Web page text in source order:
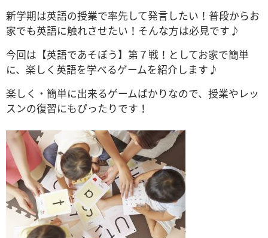
新学期は英語の授業で率先して発言したい！普段からお
家でも英語に触れさせたい！そんな方は必見です♪
今回は【英語であそぼう】第７戦！としてお家で簡単
に、楽しく英語を学べるゲームを紹介します♪
楽しく・簡単に出来るゲームばかりなので、授業やレッ
スンの復習にもぴったりです！